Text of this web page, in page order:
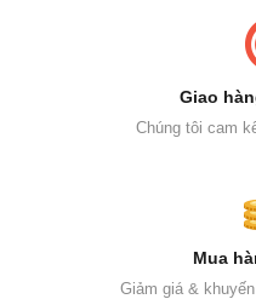
Giao
Chúng tôi cam
Mua
Giảm giá &